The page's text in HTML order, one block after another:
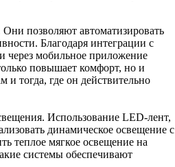
позволяют автоматизировать
Благодаря интеграции с
через мобильное приложение
повышает комфорт, но и
и тогда, где он действительно
Использование LED-лент,
динамическое освещение с
теплое мягкое освещение на
системы обеспечивают